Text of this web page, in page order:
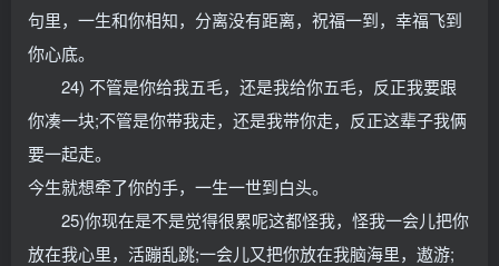
句里，一生和你相知，分离没有距离，祝福一到，幸福飞到
你心底。
24) 不管是你给我五毛，还是我给你五毛，反正我要跟
你凑一块;不管是你带我走，还是我带你走，反正这辈子我俩
要一起走。
今生就想牵了你的手，一生一世到白头。
25)你现在是不是觉得很累呢这都怪我，怪我一会儿把你
放在我心里，活蹦乱跳;一会儿又把你放在我脑海里，遨游;